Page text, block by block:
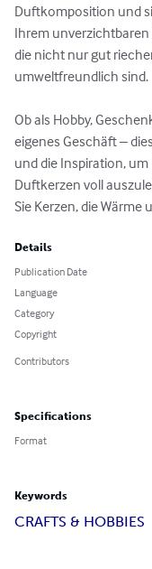
Duftkomposition und
Ihrem unverzichtbaren
die nicht nur gut
umweltfreundlich sind.
Ob als Hobby,
eigenes Geschäft –
und die Inspiration,
Duftkerzen voll
Sie Kerzen, die
Details
Publication Date
Language
Category
Copyright
Contributors
Specifications
Format
Keywords
CRAFTS & HOBBIES